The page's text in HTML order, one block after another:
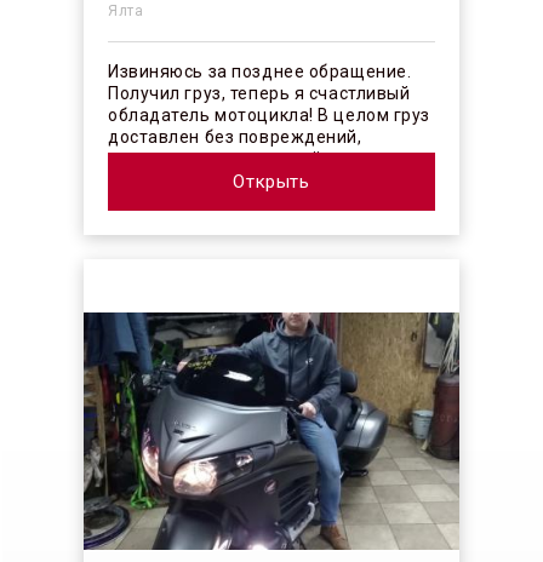
Ялта
Извиняюсь за позднее обращение.
Получил груз, теперь я счастливый
обладатель мотоцикла! В целом груз
доставлен без повреждений,
огорчило отсутствие плёночного
Открыть